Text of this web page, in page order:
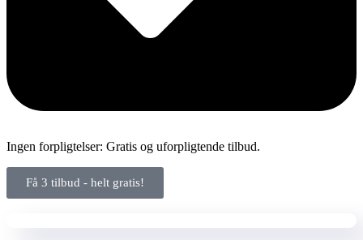
Ingen forpligtelser: Gratis og uforpligtende tilbud.
Få 3 tilbud - helt gratis!